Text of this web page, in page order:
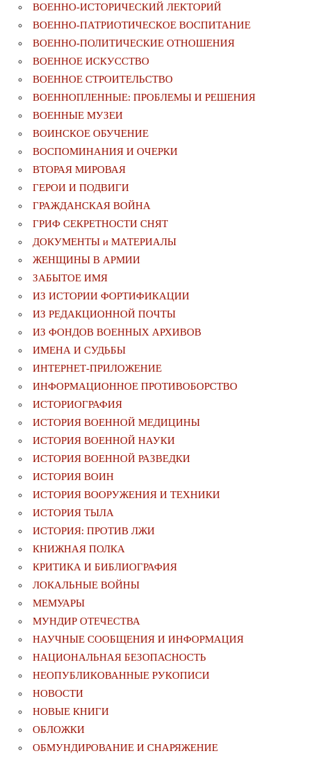
ВОЕННО-ИСТОРИЧЕСКИЙ ЛЕКТОРИЙ
ВОЕННО-ПАТРИОТИЧЕСКОЕ ВОСПИТАНИЕ
ВОЕННО-ПОЛИТИЧЕСКИE ОТНОШЕНИЯ
ВОЕННОЕ ИСКУССТВО
ВОЕННОЕ СТРОИТЕЛЬСТВО
ВОЕННОПЛЕННЫЕ: ПРОБЛЕМЫ И РЕШЕНИЯ
ВОЕННЫЕ МУЗЕИ
ВОИНСКОЕ ОБУЧЕНИЕ
ВОСПОМИНАНИЯ И ОЧЕРКИ
ВТОРАЯ МИРОВАЯ
ГЕРОИ И ПОДВИГИ
ГРАЖДАНСКАЯ ВОЙНА
ГРИФ СЕКРЕТНОСТИ СНЯТ
ДОКУМЕНТЫ и МАТЕРИАЛЫ
ЖЕНЩИНЫ В АРМИИ
ЗАБЫТОЕ ИМЯ
ИЗ ИСТОРИИ ФОРТИФИКАЦИИ
ИЗ РЕДАКЦИОННОЙ ПОЧТЫ
ИЗ ФОНДОВ ВОЕННЫХ АРХИВОВ
ИМЕНА И СУДЬБЫ
ИНТЕРНЕТ-ПРИЛОЖЕНИЕ
ИНФОРМАЦИОННОЕ ПРОТИВОБОРСТВО
ИСТОРИОГРАФИЯ
ИСТОРИЯ ВОЕННОЙ МЕДИЦИНЫ
ИСТОРИЯ ВОЕННОЙ НАУКИ
ИСТОРИЯ ВОЕННОЙ РАЗВЕДКИ
ИСТОРИЯ ВОИН
ИСТОРИЯ ВООРУЖЕНИЯ И ТЕХНИКИ
ИСТОРИЯ ТЫЛА
ИСТОРИЯ: ПРОТИВ ЛЖИ
КНИЖНАЯ ПОЛКА
КРИТИКА И БИБЛИОГРАФИЯ
ЛОКАЛЬНЫЕ ВОЙНЫ
МЕМУАРЫ
МУНДИР ОТЕЧЕСТВА
НАУЧНЫЕ СООБЩЕНИЯ И ИНФОРМАЦИЯ
НАЦИОНАЛЬНАЯ БЕЗОПАСНОСТЬ
НЕОПУБЛИКОВАННЫЕ РУКОПИСИ
НОВОСТИ
НОВЫЕ КНИГИ
ОБЛОЖКИ
ОБМУНДИРОВАНИЕ И СНАРЯЖЕНИЕ